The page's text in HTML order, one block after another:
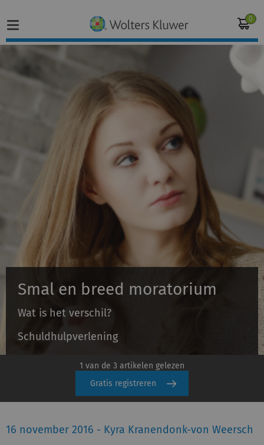
0
Juridisch advies
Inloggen op de kennisbank
Registreren
Smal en breed moratorium
Wat is het verschil?
Schuldhulpverlening
1 van de 3 artikelen gelezen
Gratis registreren
16 november 2016 - Kyra Kranendonk-von Weersch